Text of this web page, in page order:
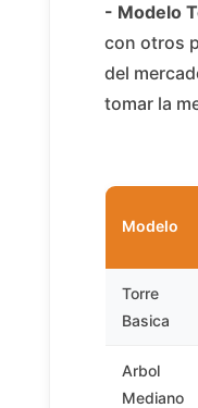
- Modelo
con otros
del
tomar la
Modelo
Torre
Basica
Arbol
Mediano